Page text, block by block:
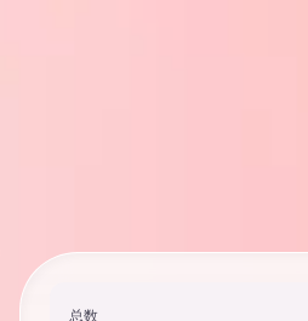
总数